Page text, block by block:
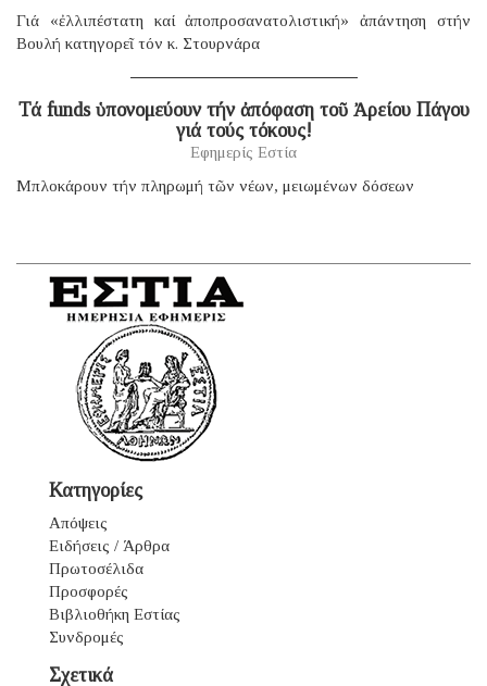
Γιά «ἐλλιπέστατη καί ἀποπροσανατολιστική» ἀπάντηση στήν
Βουλή κατηγορεῖ τόν κ. Στουρνάρα
Τά funds ὑπονομεύουν τήν ἀπόφαση τοῦ Ἀρείου Πάγου
γιά τούς τόκους!
Εφημερίς Εστία
Μπλοκάρουν τήν πληρωμή τῶν νέων, μειωμένων δόσεων
Κατηγορίες
Απόψεις
Ειδήσεις / Άρθρα
Πρωτοσέλιδα
Προσφορές
Βιβλιοθήκη Εστίας
Συνδρομές
Σχετικά